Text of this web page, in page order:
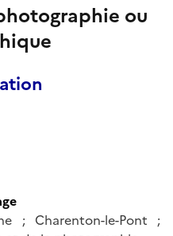
ou
; Charenton-le-Pont ;